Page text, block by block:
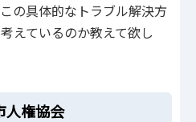
の具体的なトラブル解決方
えているのか教えて欲し
権協会